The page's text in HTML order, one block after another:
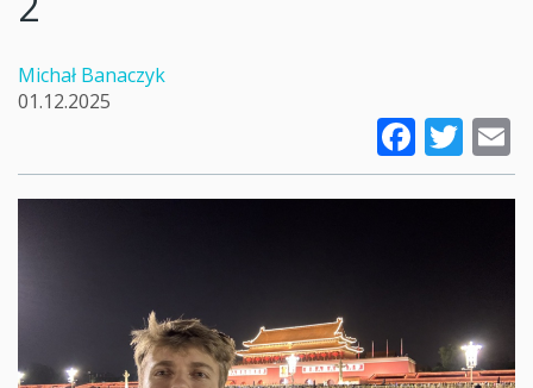
Michał Banaczyk
01.12.2025